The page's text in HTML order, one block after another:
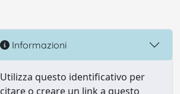
Informazioni
Utilizza questo identificativo per
citare o creare un link a questo